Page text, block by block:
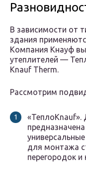
В зависимости от
здания
Компания Кнауф
утеплителей —
Knauf Therm.
Рассмотрим
«ТеплоKnauf».
для монтажа
перегородок и